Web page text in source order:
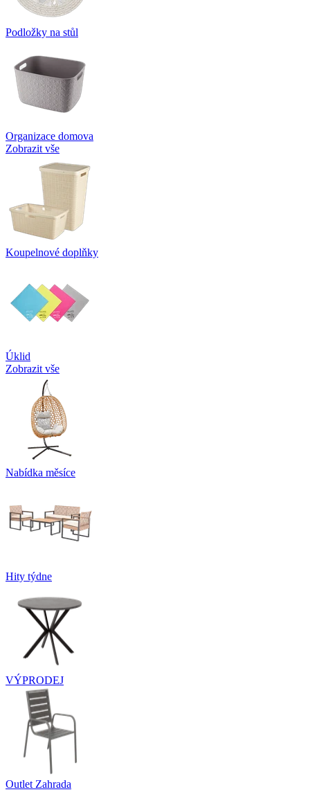
Podložky na stůl
Organizace domova
Zobrazit vše
Koupelnové doplňky
Úklid
Zobrazit vše
Nabídka měsíce
Hity týdne
VÝPRODEJ
Outlet Zahrada